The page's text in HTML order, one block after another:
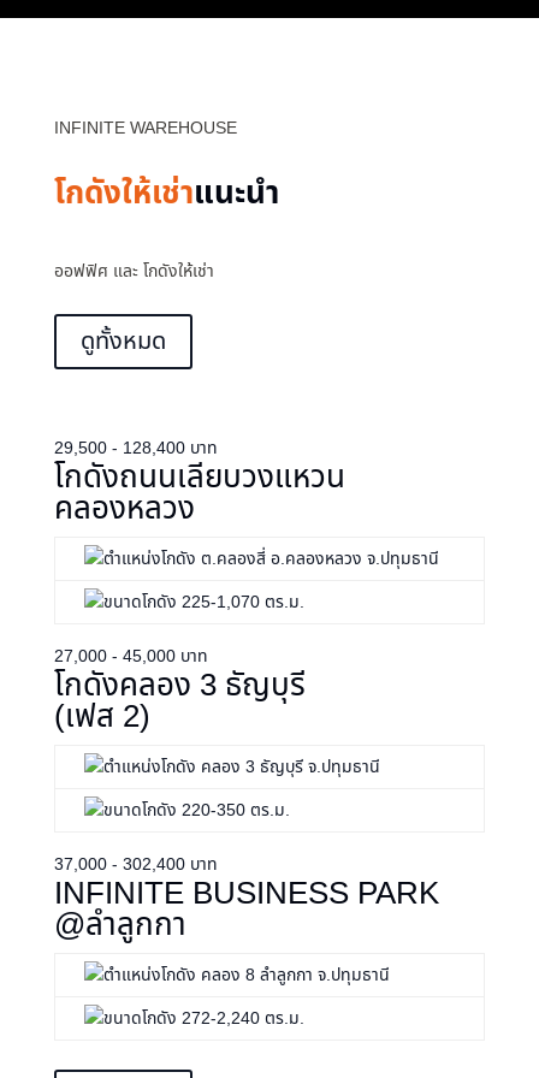
INFINITE WAREHOUSE
โกดังให้เช่าแนะนำ
ออฟฟิศ และ โกดังให้เช่า
ดูทั้งหมด
29,500 - 128,400 บาท
โกดังถนนเลียบวงแหวน
คลองหลวง
ต.คลองสี่ อ.คลองหลวง จ.ปทุมธานี
225-1,070 ตร.ม.
27,000 - 45,000 บาท
โกดังคลอง 3 ธัญบุรี
(เฟส 2)
คลอง 3 ธัญบุรี จ.ปทุมธานี
220-350 ตร.ม.
37,000 - 302,400 บาท
INFINITE BUSINESS PARK
@ลำลูกกา
คลอง 8 ลำลูกกา จ.ปทุมธานี
272-2,240 ตร.ม.